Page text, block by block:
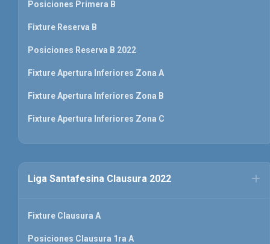
Posiciones Primera B
Fixture Reserva B
Posiciones Reserva B 2022
Fixture Apertura Inferiores Zona A
Fixture Apertura Inferiores Zona B
Fixture Apertura Inferiores Zona C
Liga Santafesina Clausura 2022
Fixture Clausura A
Posiciones Clausura 1ra A